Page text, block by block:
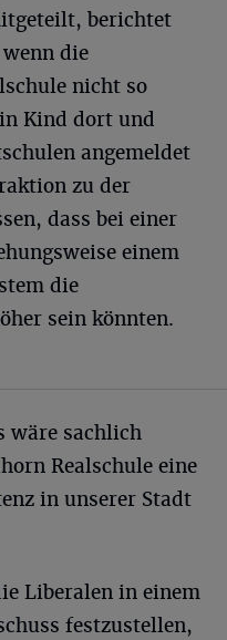
berichtet
die
nicht so
Kind dort und
angemeldet
zu der
dass bei einer
einem
die
sein könnten.
wäre sachlich
Realschule eine
in unserer Stadt
Liberalen in einem
festzustellen,